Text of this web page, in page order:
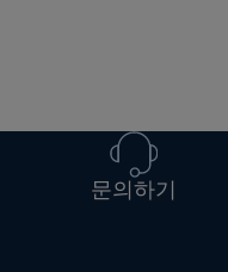
문의하기